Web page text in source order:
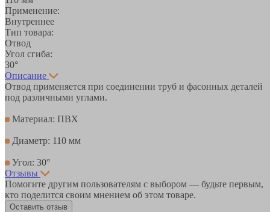
Применение:
Внутреннее
Тип товара:
Отвод
Угол сгиба:
30°
Описание
Отвод применяется при соединении труб и фасонных деталей
под различными углами.
Материал: ПВХ
Диаметр: 110 мм
Угол: 30°
Отзывы
Помогите другим пользователям с выбором — будьте первым,
кто поделится своим мнением об этом товаре.
Оставить отзыв